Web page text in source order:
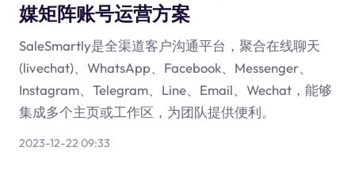
媒矩阵账号运营方案
SaleSmartly是全渠道客户沟通平台，聚合在线聊天
(livechat)、WhatsApp、Facebook、Messenger、
Instagram、Telegram、Line、Email、Wechat，能够
集成多个主页或工作区，为团队提供便利。
2023-12-22 09:33